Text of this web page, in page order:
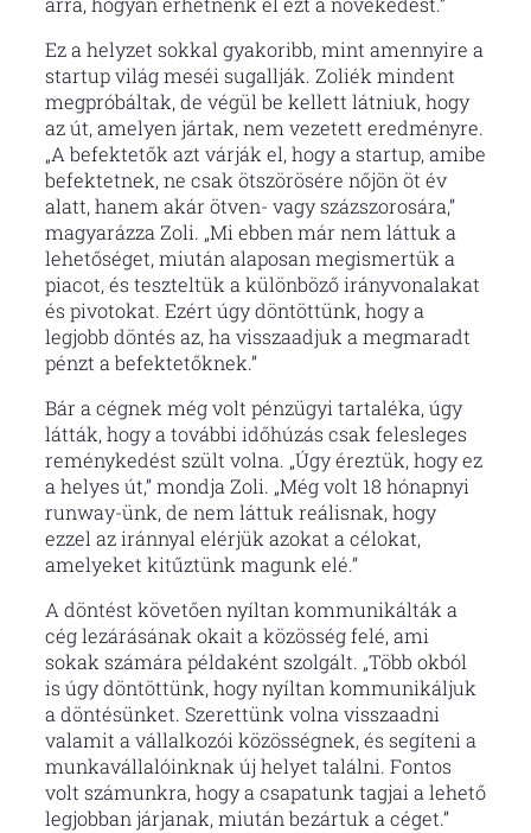
Ez a helyzet sokkal gyakoribb, mint amennyire a
startup világ meséi sugallják. Zoliék mindent
megpróbáltak, de végül be kellett látniuk, hogy
az út, amelyen jártak, nem vezetett eredményre.
„A befektetők azt várják el, hogy a startup, amibe
befektetnek, ne csak ötszörösére nőjön öt év
alatt, hanem akár ötven- vagy százszorosára,”
magyarázza Zoli. „Mi ebben már nem láttuk a
lehetőséget, miután alaposan megismertük a
piacot, és teszteltük a különböző irányvonalakat
és pivotokat. Ezért úgy döntöttünk, hogy a
legjobb döntés az, ha visszaadjuk a megmaradt
pénzt a befektetőknek.”
Bár a cégnek még volt pénzügyi tartaléka, úgy
látták, hogy a további időhúzás csak felesleges
reménykedést szült volna. „Úgy éreztük, hogy ez
a helyes út,” mondja Zoli. „Még volt 18 hónapnyi
runway-ünk, de nem láttuk reálisnak, hogy
ezzel az iránnyal elérjük azokat a célokat,
amelyeket kitűztünk magunk elé.”
A döntést követően nyíltan kommunikálták a
cég lezárásának okait a közösség felé, ami
sokak számára példaként szolgált. „Több okból
is úgy döntöttünk, hogy nyíltan kommunikáljuk
a döntésünket. Szerettünk volna visszaadni
valamit a vállalkozói közösségnek, és segíteni a
munkavállalóinknak új helyet találni. Fontos
volt számunkra, hogy a csapatunk tagjai a lehető
legjobban járjanak, miután bezártuk a céget.”